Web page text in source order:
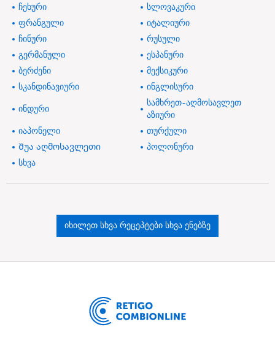
ჩეხური
სლოვაკური
ფრანგული
იტალიური
ჩინური
რუსული
გერმანული
ესპანური
ბერძენი
მექსიკური
სკანდინავიური
ინგლისური
ინდური
სამხრეთ-აღმოსავლეთ
აზიური
იაპონელი
თურქული
Შუა აღმოსავლეთი
პოლონური
სხვა
იხილეთ სხვა რეცეპტები სხვა ენებზე